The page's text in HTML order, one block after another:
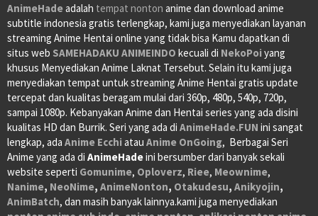
AnimeHadeadalah tempat nonton anime dan download anime
subtitle indonesia gratis terlengkap, kami juga menyediakan layanan
streaming Anime Hentai online yang tidak bisa Kamu dapatkan di
situs web SAMEHADAKU ANIMEINDO kecuali di NekoPoiyang
khusus Menyediakan Anime Laknat Tersebut. Selain itu kami juga
menyediakan tempat untuk streaming Anime Hentai gratis update
tercepat dan kualitas beragam mulai dari 360p, 480p, 540p, 720p,
sampai 1080p. Kebanyakan Anime dan Hentai series yang ada disini
kualitas HD dan Burrik. Seri yang ada di AnimeHade.FUN ini sangat
lengkap, ada Anime Ecchiatau Anime OnGoing, Berbagai Seri
Anime yang ada di AnimeHadeini bersumber dari banyak sekali
website seperti Gomunime, Oploverz, Riee, Meownime,
Nanime, NeoNime, AnimeNonton, Otakudesu, Anikyojin,
AnimBatch, dan masih banyak lainnya.kami juga menyediakan